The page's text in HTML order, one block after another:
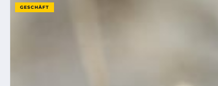
GESCHÄFT